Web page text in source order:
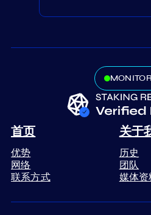
首页
优势
网络
联系方式
关于
历史
团队
媒体资